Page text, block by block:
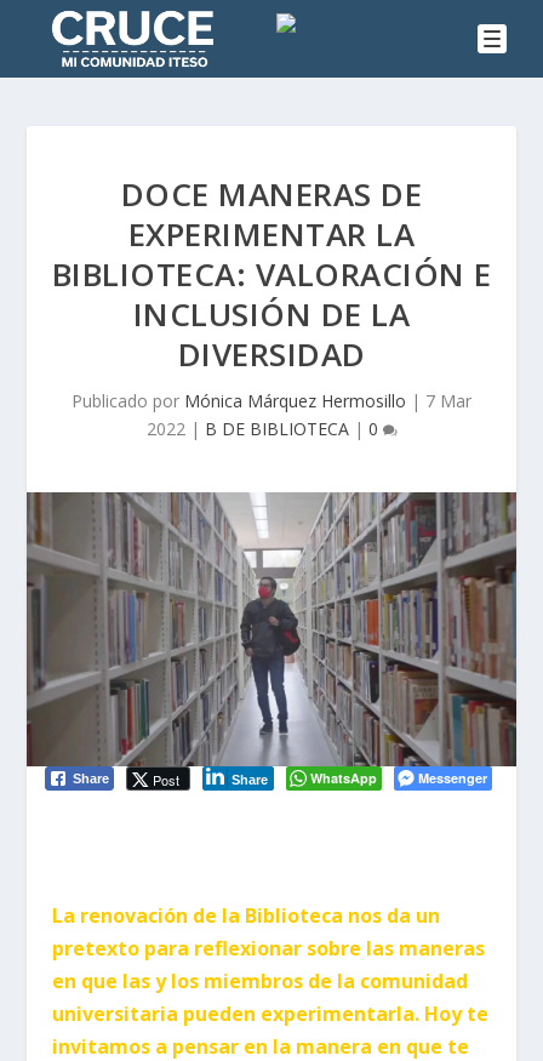
DOCE MANERAS DE
EXPERIMENTAR LA
BIBLIOTECA: VALORACIÓN E
INCLUSIÓN DE LA
DIVERSIDAD
Publicado por Mónica Márquez Hermosillo | 7 Mar
2022| B DE BIBLIOTECA| 0
Share Post Share WhatsApp Messenger
La renovación de la Biblioteca nos da un
pretexto para reflexionar sobre las maneras
en que las y los miembros de la comunidad
universitaria pueden experimentarla. Hoy te
invitamos a pensar en la manera en que te